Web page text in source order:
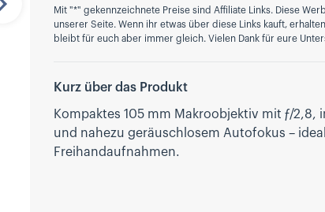
Nächste
Mit "*" gekennzeichnete Preise sind Affiliate Links. Diese
unserer Seite. Wenn ihr etwas über diese Links kauft,
bleibt für euch aber immer gleich. Vielen Dank für eure
Kurz über das Produkt
Kompaktes 105 mm Makroobjektiv mit ƒ/
und nahezu geräuschlosem Autofokus –
Freihandaufnahmen.